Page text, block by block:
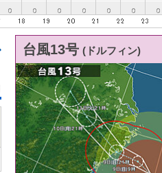
台風13号 (ドルフィン)